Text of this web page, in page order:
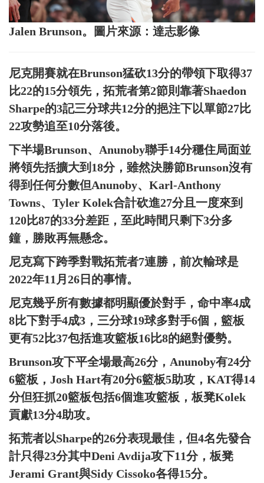
Jalen Brunson。圖片來源：達志影像
尼克開賽就在Brunson猛砍13分的帶領下取得37
比22的15分領先，拓荒者第2節則靠著Shaedon
Sharpe的3記三分球共12分的挹注下以單節27比
22攻勢追至10分落後。
下半場Brunson、Anunoby聯手14分穩住局面並
將領先括擴大到18分，雖然決勝節Brunson沒有
得到任何分數但Anunoby、Karl-Anthony
Towns、Tyler Kolek合計砍進27分且一度來到
120比87的33分差距，至此時間只剩下3分多
鐘，勝敗再無懸念。
尼克寫下跨季對戰拓荒者7連勝，前次輸球是
2022年11月26日的事情。
尼克幾乎所有數據都明顯優於對手，命中率4成
8比下對手4成3，三分球19球多對手6個，籃板
更有52比37包括進攻籃板16比8的絕對優勢。
Brunson攻下平全場最高26分，Anunoby有24分
6籃板，Josh Hart有20分6籃板5助攻，KAT得14
分但狂抓20籃板包括6個進攻籃板，板凳Kolek
貢獻13分4助攻。
拓荒者以Sharpe的26分表現最佳，但4名先發合
計只得23分其中Deni Avdija攻下11分，板凳
Jerami Grant與Sidy Cissoko各得15分。